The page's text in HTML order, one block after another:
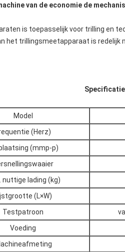
van de economie de
is toepasselijk voor trilling en
het trillingsmeetapparaat is redelijk
Model
(Herz)
(mmp-p)
nuttige lading (kg)
(L×W)
Testpatroon
Voeding